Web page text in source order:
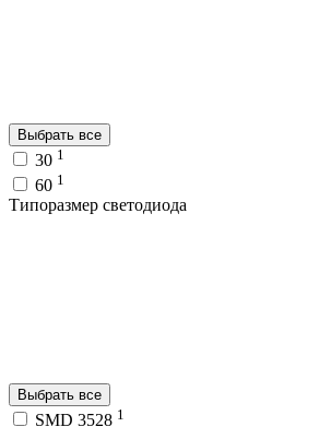
Выбрать все
30 1
60 1
Типоразмер светодиода
Выбрать все
SMD 3528 1